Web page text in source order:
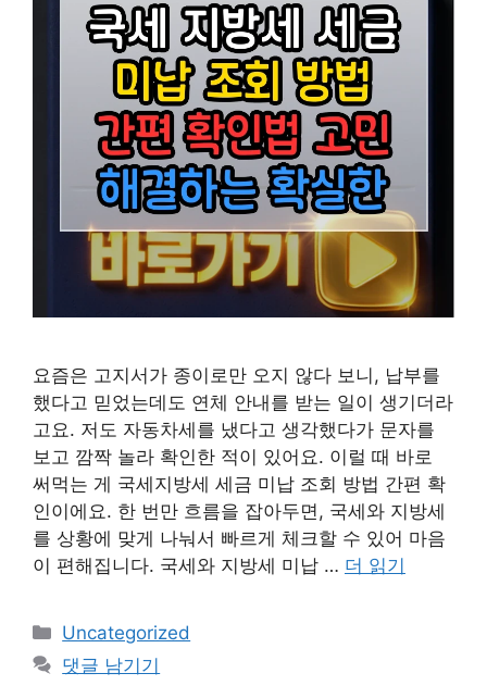
요즘은 고지서가 종이로만 오지 않다 보니, 납부를
했다고 믿었는데도 연체 안내를 받는 일이 생기더라
고요. 저도 자동차세를 냈다고 생각했다가 문자를
보고 깜짝 놀라 확인한 적이 있어요. 이럴 때 바로
써먹는 게 국세지방세 세금 미납 조회 방법 간편 확
인이에요. 한 번만 흐름을 잡아두면, 국세와 지방세
를 상황에 맞게 나눠서 빠르게 체크할 수 있어 마음
이 편해집니다. 국세와 지방세 미납 … 더 읽기
카
테
Uncategorized
댓글 남기기